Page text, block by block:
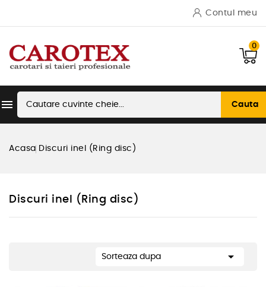
Contul meu
0
 Cauta
Acasa Discuri inel (Ring disc)
Discuri inel (Ring disc)
Sorteaza dupa 